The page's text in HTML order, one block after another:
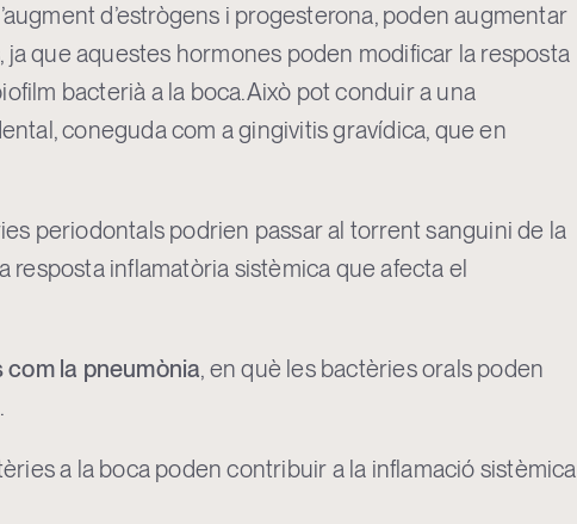
d’estrògens i progesterona, poden augmentar
que aquestes hormones poden modificar la resposta
bacterià a la boca.Això pot conduir a una
coneguda com a gingivitis gravídica, que en
periodontals podrien passar al torrent sanguini de la
resposta inflamatòria sistèmica que afecta el
la pneumònia, en què les bactèries orals poden
a la boca poden contribuir a la inflamació sistèmica